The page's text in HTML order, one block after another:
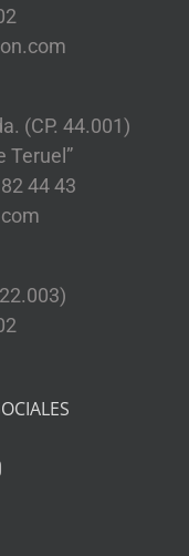
(CP. 44.001)
Teruel”
44 43